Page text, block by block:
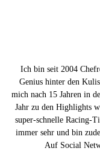
Ich bin seit 2004
Genius hinter den
mich nach 15 Jahren in
Jahr zu den Highlights
super-schnelle Racing-
immer sehr und bin
Auf Social